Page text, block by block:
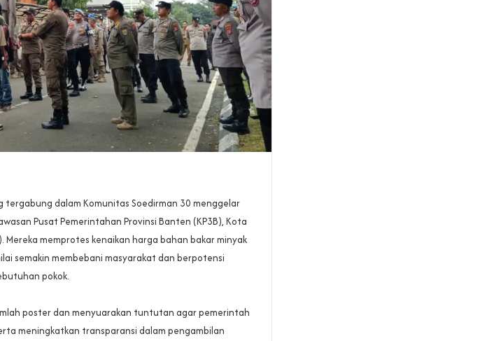
tergabung dalam Komunitas Soedirman 30 menggelar
Pusat Pemerintahan Provinsi Banten (KP3B), Kota
Mereka memprotes kenaikan harga bahan bakar minyak
semakin membebani masyarakat dan berpotensi
pokok.
poster dan menyuarakan tuntutan agar pemerintah
meningkatkan transparansi dalam pengambilan